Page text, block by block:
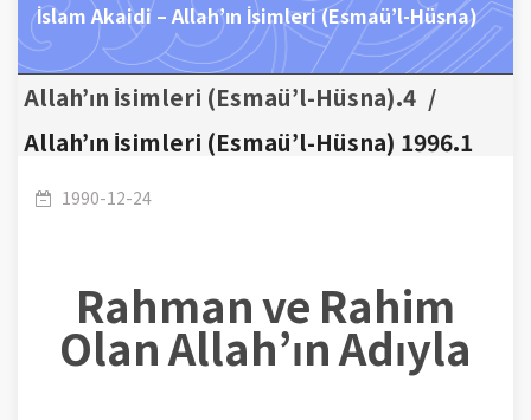
İslam Akaidi – Allah’ın İsimleri (Esmaü’l-Hüsna)
4.Allah’ın İsimleri (Esmaü’l-Hüsna) /
1.Allah’ın İsimleri (Esmaü’l-Hüsna) 1996
1990-12-24
Rahman ve Rahim
Olan Allah’ın Adıyla